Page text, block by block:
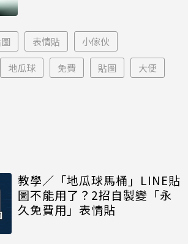
表情貼 小傢伙
地瓜球 免費 貼圖 大便
教學／「地瓜球馬桶」LINE貼
圖不能用了？2招自製變「永
久免費用」表情貼